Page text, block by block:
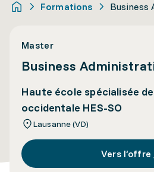
Formations Business
Master
Business
Haute école spécialisée
occidentale HES-SO
Lausanne (VD)
Vers l’offre